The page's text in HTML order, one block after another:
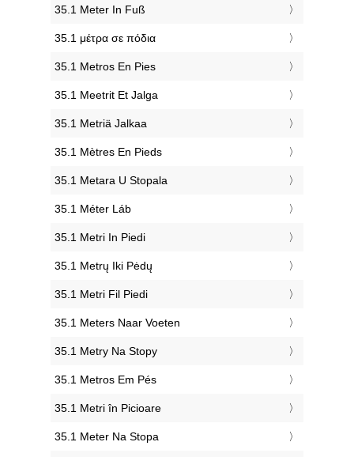
‎35.1 Meter In Fuß
‎35.1 μέτρα σε πόδια
‎35.1 Metros En Pies
‎35.1 Meetrit Et Jalga
‎35.1 Metriä Jalkaa
‎35.1 Mètres En Pieds
‎35.1 Metara U Stopala
‎35.1 Méter Láb
‎35.1 Metri In Piedi
‎35.1 Metrų Iki Pėdų
‎35.1 Metri Fil Piedi
‎35.1 Meters Naar Voeten
‎35.1 Metry Na Stopy
‎35.1 Metros Em Pés
‎35.1 Metri în Picioare
‎35.1 Meter Na Stopa